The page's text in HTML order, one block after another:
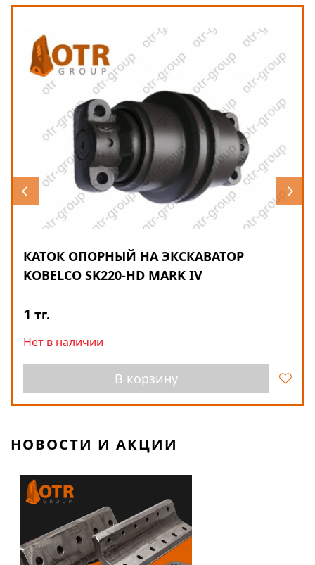
КАТОК ОПОРНЫЙ НА ЭКСКАВАТОР
KOBELCO SK220-HD MARK IV
1 тг.
В корзину
Нет в наличии
НОВОСТИ И АКЦИИ